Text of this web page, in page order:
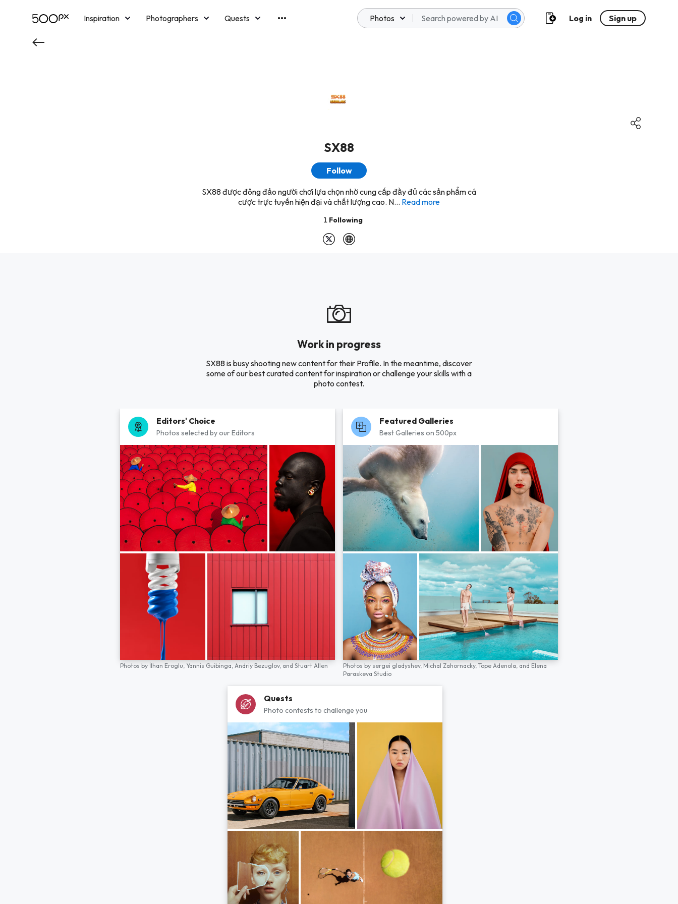
Inspiration Photographers
Quests
Photos Log in Sign up
SX88
Follow
SX88 được đông đảo người chơi lựa chọn nhờ cung cấp đầy đủ các sản phẩm cá
cược trực tuyến hiện đại và chất lượng cao. N... Read more
1 Following
Work in progress
SX88 is busy shooting new content for their Profile. In the meantime, discover
some of our best curated content for inspiration or challenge your skills with a
photo contest.
Editors' Choice
Photos selected by our Editors
Photos by İlhan Eroglu, Yannis Guibinga, Andriy Bezuglov, and Stuart Allen
Featured Galleries
Best Galleries on 500px
Photos by sergei gladyshev, Michal Zahornacky, Tope Adenola, and Elena
Paraskeva Studio
Quests
Photo contests to challenge you